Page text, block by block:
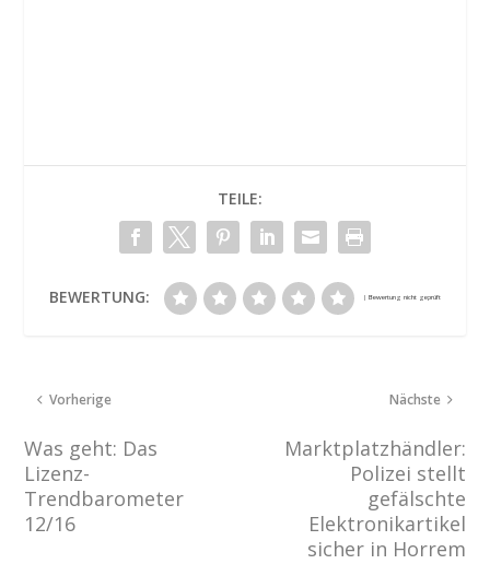
TEILE:
BEWERTUNG:
Vorherige
Was geht: Das
Lizenz-
Trendbarometer
12/16
Nächste
Marktplatzhändler:
Polizei stellt
gefälschte
Elektronikartikel
sicher in Horrem